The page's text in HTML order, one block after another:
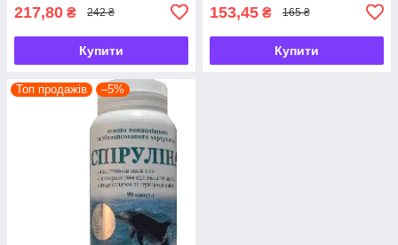
217,80 ₴ 242 ₴
Купити
153,45 ₴ 165 ₴
Купити
Топ продажів –5%